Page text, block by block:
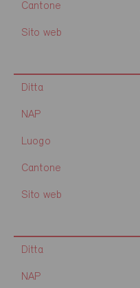
Cantone
Sito web
Ditta
NAP
Luogo
Cantone
Sito web
Ditta
NAP